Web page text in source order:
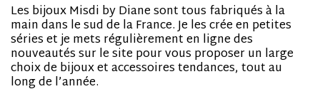
Les bijoux Misdi by Diane sont tous fabriqués à la
main dans le sud de la France. Je les crée en petites
séries et je mets régulièrement en ligne des
nouveautés sur le site pour vous proposer un large
choix de bijoux et accessoires tendances, tout au
long de l’année.